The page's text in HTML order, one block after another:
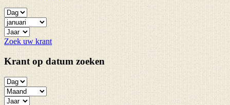
Zoek uw krant
Krant op datum zoeken